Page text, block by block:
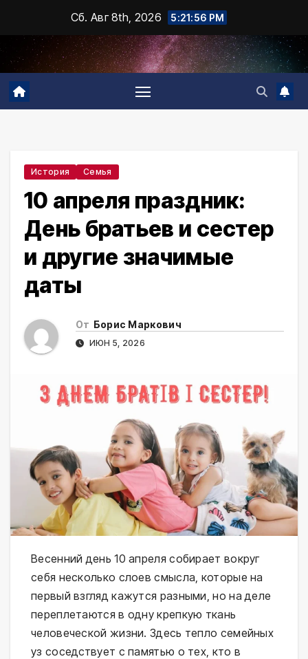
содержимому
Сб. Авг 8th, 2026 5:21:57 PM
История Семья
10 апреля праздник:
День братьев и сестер
и другие значимые
даты
От Борис Маркович
ИЮН 5, 2026
Весенний день 10 апреля собирает вокруг
себя несколько слоев смысла, которые на
первый взгляд кажутся разными, но на деле
переплетаются в одну крепкую ткань
человеческой жизни. Здесь тепло семейных
уз соседствует с памятью о тех, кто в